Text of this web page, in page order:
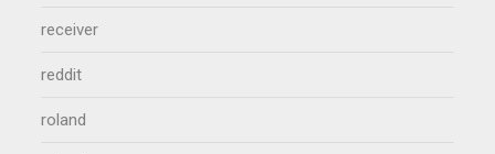
receiver
reddit
roland